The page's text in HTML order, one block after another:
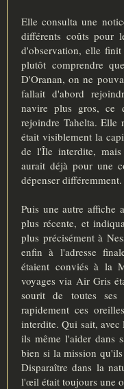
Elle consulta une
différents coûts pour
d'observation, elle
plutôt comprendre
D'Oranan, on ne
fallait d'abord
navire plus gros, ce
rejoindre Tahelta. Elle
était visiblement la
de l'Île interdite,
aurait déjà pour une
dépenser différemment.
Puis une autre affiche
plus récente, et
plus précisément à
enfin à l'adresse
étaient conviés à la
voyages via Air Gris
sourit de toutes ses
rapidement ces
interdite. Qui sait,
ils même l'aider dans
bien si la mission
Disparaître dans la
l'œil était toujours une